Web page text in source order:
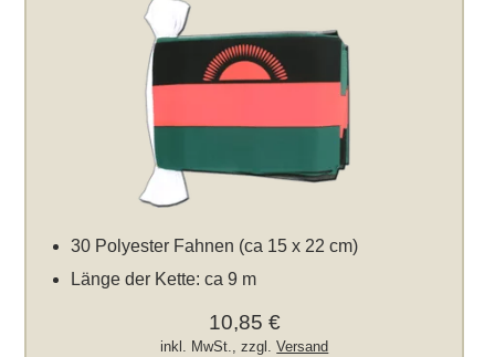
30 Polyester Fahnen (ca 15 x 22 cm)
Länge der Kette: ca 9 m
10,85 €
inkl. MwSt., zzgl.Versand